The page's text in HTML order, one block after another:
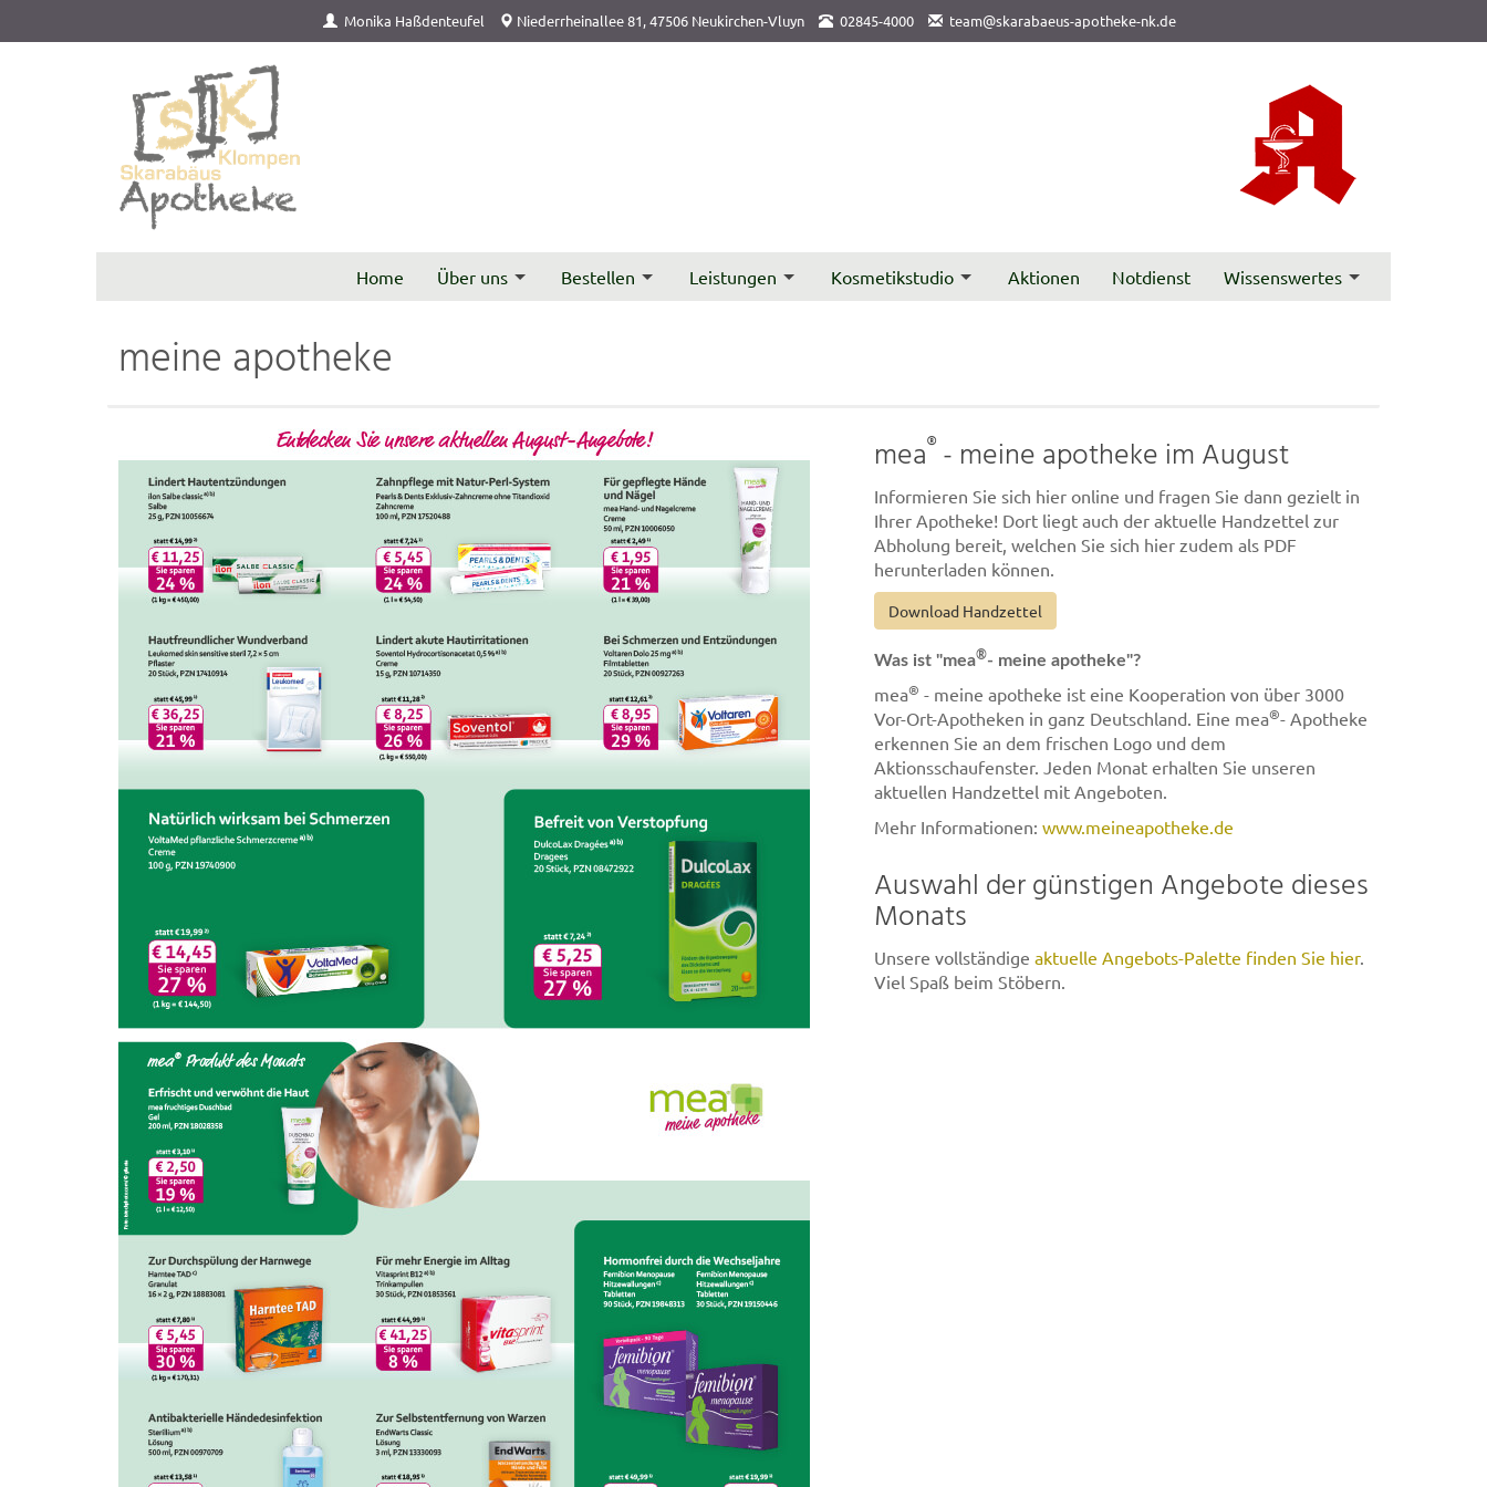
Monika Haßdenteufel Niederrheinallee 81, 47506 Neukirchen-Vluyn 02845-4000 team@skarabaeus-apotheke-nk.de
Home Über uns Bestellen Leistungen Kosmetikstudio Aktionen Notdienst Wissenswertes
meine apotheke
mea®- meine apotheke im August
Informieren Sie sich hier online und fragen Sie dann gezielt in
Ihrer Apotheke! Dort liegt auch der aktuelle Handzettel zur
Abholung bereit, welchen Sie sich hier zudem als PDF
herunterladen können.
Download Handzettel
Was ist "mea®- meine apotheke"?
mea® - meine apotheke ist eine Kooperation von über 3000
Vor-Ort-Apotheken in ganz Deutschland. Eine mea®- Apotheke
erkennen Sie an dem frischen Logo und dem
Aktionsschaufenster. Jeden Monat erhalten Sie unseren
aktuellen Handzettel mit Angeboten.
Mehr Informationen: www.meineapotheke.de
Auswahl der günstigen Angebote dieses
Monats
Unsere vollständige aktuelle Angebots-Palette finden Sie hier.
Viel Spaß beim Stöbern.